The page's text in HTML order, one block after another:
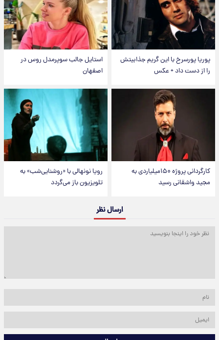
پوریا پورسرخ با این گریم جذابیتش
را از دست داد + عکس
استایل جالب سوپرمدل روس در
اصفهان
کارگردانی پروژه ۱۵۰میلیاردی به
مجید واشقانی رسید
رویا نونهالی با «روشنایی‌شب» به
تلویزیون باز می‌گردد
ارسال نظر